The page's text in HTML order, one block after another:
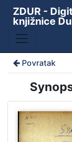
ZDUR -
knjižnice
Povratak